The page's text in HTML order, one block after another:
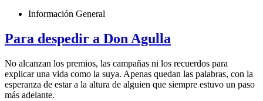
Información General
Para despedir a Don Agulla
No alcanzan los premios, las campañas ni los recuerdos para
explicar una vida como la suya. Apenas quedan las palabras, con la
esperanza de estar a la altura de alguien que siempre estuvo un paso
más adelante.